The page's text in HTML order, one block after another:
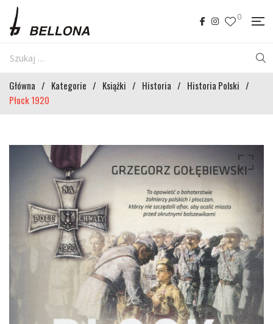
0
Główna / Kategorie / Książki / Historia / Historia Polski /
Płock 1920